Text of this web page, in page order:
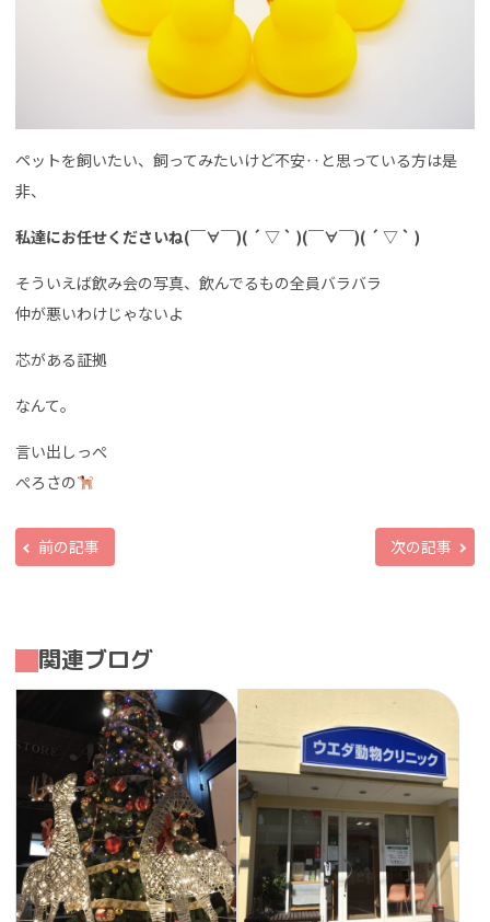
ペットを飼いたい、飼ってみたいけど不安‥と思っている方は是
非、
私達にお任せくださいね(￣∀￣)( ´ ▽ ` )(￣∀￣)( ´ ▽ ` )
そういえば飲み会の写真、飲んでるもの全員バラバラ
仲が悪いわけじゃないよ
芯がある証拠
なんて。
言い出しっぺ
ぺろさの
前の記事 次の記事
関連ブログ